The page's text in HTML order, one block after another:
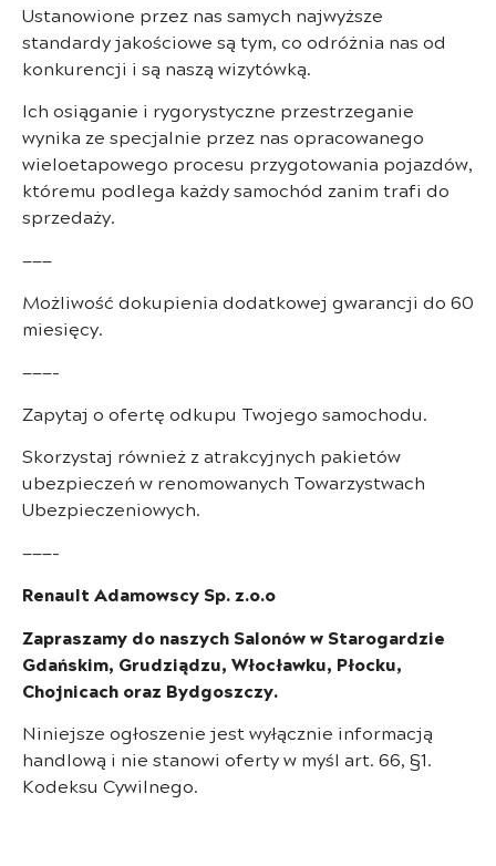
Ustanowione przez nas samych najwyższe
standardy jakościowe są tym, co odróżnia nas od
konkurencji i są naszą wizytówką.
Ich osiąganie i rygorystyczne przestrzeganie
wynika ze specjalnie przez nas opracowanego
wieloetapowego procesu przygotowania pojazdów,
któremu podlega każdy samochód zanim trafi do
sprzedaży.
———
Możliwość dokupienia dodatkowej gwarancji do 60
miesięcy.
———-
Zapytaj o ofertę odkupu Twojego samochodu.
Skorzystaj również z atrakcyjnych pakietów
ubezpieczeń w renomowanych Towarzystwach
Ubezpieczeniowych.
———-
Renault Adamowscy Sp. z.o.o
Zapraszamy do naszych Salonów w Starogardzie
Gdańskim, Grudziądzu, Włocławku, Płocku,
Chojnicach oraz Bydgoszczy.
Niniejsze ogłoszenie jest wyłącznie informacją
handlową i nie stanowi oferty w myśl art. 66, §1.
Kodeksu Cywilnego.